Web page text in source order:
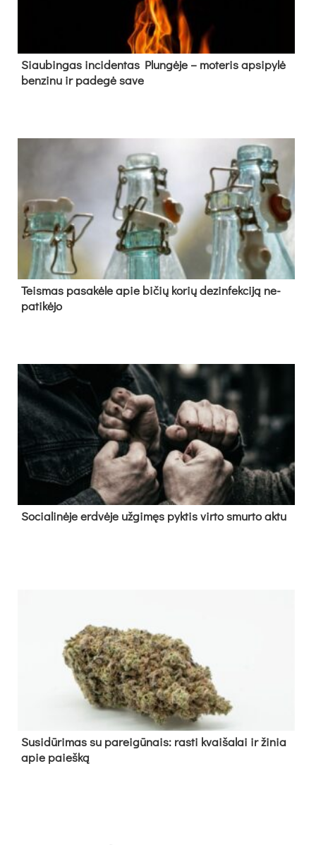
Siau­bin­gas in­ci­den­tas Plun­gė­je – mo­te­ris ap­si­py­lė
ben­zi­nu ir pa­de­gė sa­ve
Teis­mas pa­sa­kė­le apie bi­čių ko­rių de­zin­fek­ci­ją ne­
pa­ti­kė­jo
So­cia­li­nė­je erd­vė­je už­gi­męs pyk­tis vir­to smur­to ak­tu
Su­si­dū­ri­mas su pa­rei­gū­nais: ras­ti kvai­ša­lai ir ži­nia
apie paieš­ką